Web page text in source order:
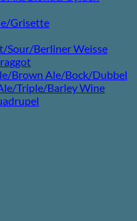
Grisette
Berliner Weisse
Brown Ale/Bock/Dubbel
Triple/Barley Wine